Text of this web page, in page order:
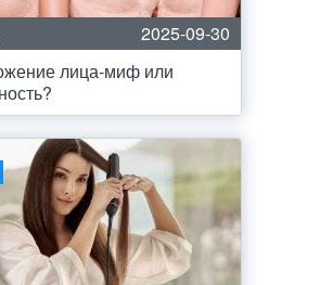
2025-09-30
лица-миф или